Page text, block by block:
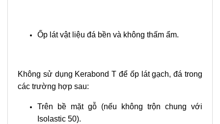
Ốp lát vật liệu đá bền và không thấm ẩm.
Không sử dụng Kerabond T để ốp lát gạch, đá trong
các trường hợp sau:
Trên bề mặt gỗ (nếu không trộn chung với
Isolastic 50).